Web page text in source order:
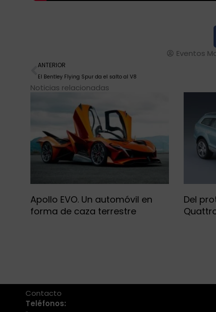
Eventos
Ant
ANTERIOR
El Bentley Flying Spur da el salto al V8
Noticias relacionadas
Apollo EVO. Un automóvil en
forma de caza terrestre
Del
Contacto
Teléfonos: